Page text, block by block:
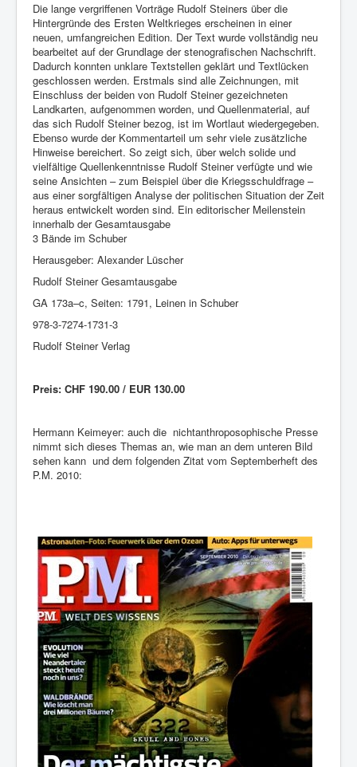
Die lange vergriffenen Vorträge Rudolf Steiners über die
Hintergründe des Ersten Weltkrieges erscheinen in einer
neuen, umfangreichen Edition. Der Text wurde vollständig neu
bearbeitet auf der Grundlage der stenografischen Nachschrift.
Dadurch konnten unklare Textstellen geklärt und Textlücken
geschlossen werden. Erstmals sind alle Zeichnungen, mit
Einschluss der beiden von Rudolf Steiner gezeichneten
Landkarten, aufgenommen worden, und Quellenmaterial, auf
das sich Rudolf Steiner bezog, ist im Wortlaut wiedergegeben.
Ebenso wurde der Kommentarteil um sehr viele zusätzliche
Hinweise bereichert. So zeigt sich, über welch solide und
vielfältige Quellenkenntnisse Rudolf Steiner verfügte und wie
seine Ansichten – zum Beispiel über die Kriegsschuldfrage –
aus einer sorgfältigen Analyse der politischen Situation der Zeit
heraus entwickelt worden sind. Ein editorischer Meilenstein
innerhalb der Gesamtausgabe
3 Bände im Schuber
Herausgeber: Alexander Lüscher
Rudolf Steiner Gesamtausgabe
GA 173a–c, Seiten: 1791, Leinen in Schuber
978-3-7274-1731-3
Rudolf Steiner Verlag
Preis: CHF 190.00 / EUR 130.00
Hermann Keimeyer: auch die nichtanthroposophische Presse
nimmt sich dieses Themas an, wie man an dem unteren Bild
sehen kann und dem folgenden Zitat vom Septemberheft des
P.M. 2010: